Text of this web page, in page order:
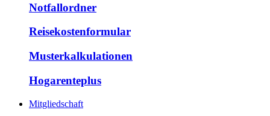
Notfallordner
Reisekostenformular
Musterkalkulationen
Hogarenteplus
Mitgliedschaft